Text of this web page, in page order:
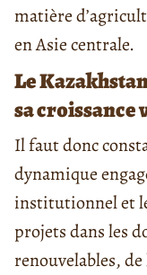
matière
en Asie centrale.
Le
sa croissance
Il faut donc
dynamique
institutionnel et
projets dans les
renouvelables,